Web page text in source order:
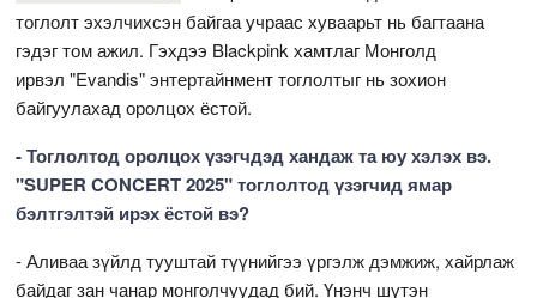
тоглолт эхэлчихсэн байгаа учраас хуваарьт нь багтаана
гэдэг том ажил. Гэхдээ Blackpink хамтлаг Монголд
ирвэл "Evandis" энтертайнмент тоглолтыг нь зохион
байгуулахад оролцох ёстой.
- Тоглолтод оролцох үзэгчдэд хандаж та юу хэлэх вэ.
"SUPER CONCERT 2025" тоглолтод үзэгчид ямар
бэлтгэлтэй ирэх ёстой вэ?
- Аливаа зүйлд тууштай түүнийгээ үргэлж дэмжиж, хайрлаж
байдаг зан чанар монголчуудад бий. Үнэнч шүтэн